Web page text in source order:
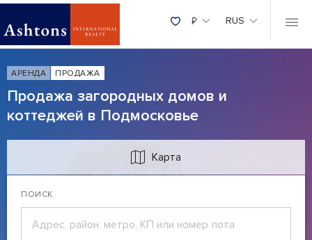
₽ RUS
АРЕНДА ПРОДАЖА
Продажа загородных домов и
коттеджей в Подмосковье
Карта
ПОИСК